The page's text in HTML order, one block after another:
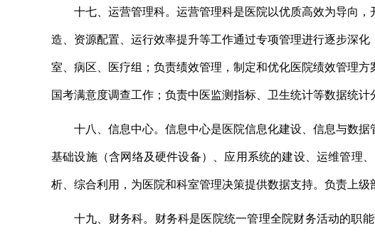
十七 运营管理科。 运营管理科是医院以优质高效为导向
造、资源配置、运行效率提升等工作通过专项管理进行逐步深
室、病区、医疗组；负责绩效管理，制定和优化医院绩效管理
国考满意度调查工作；负责中医监测指标、卫生统计等数据统计
十八 信息中心。 信息中心是医院信息化建设、信息与数
基础设施（含网络及硬件设备）、应用系统的建设、运维管理
析、综合利用，为医院和科室管理决策提供数据支持。 负责 上
十九 财务科。 财务科是医院统一管理全院财务活动的职